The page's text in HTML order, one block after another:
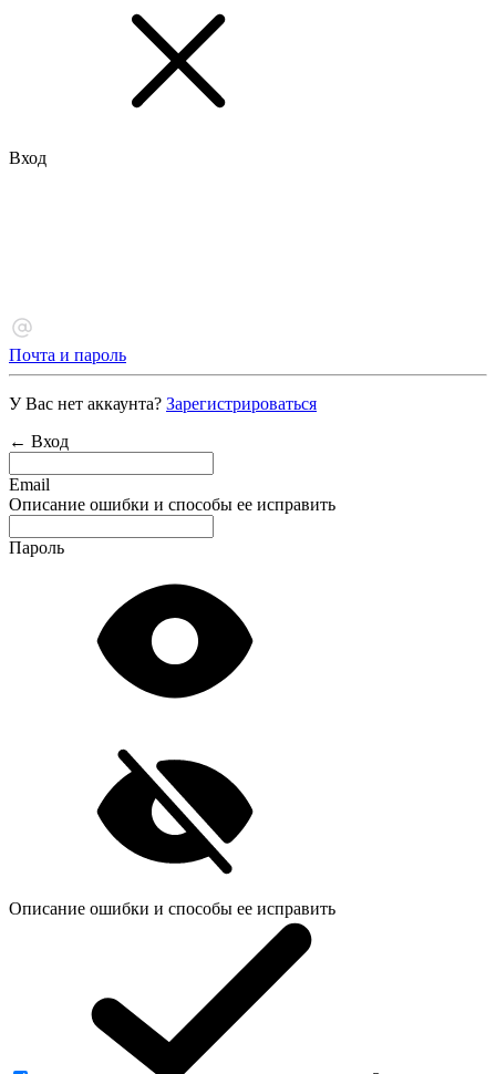
Вход
Почта и пароль
У Вас нет аккаунта? Зарегистрироваться
← Вход
Email
Описание ошибки и способы ее исправить
Пароль
Описание ошибки и способы ее исправить